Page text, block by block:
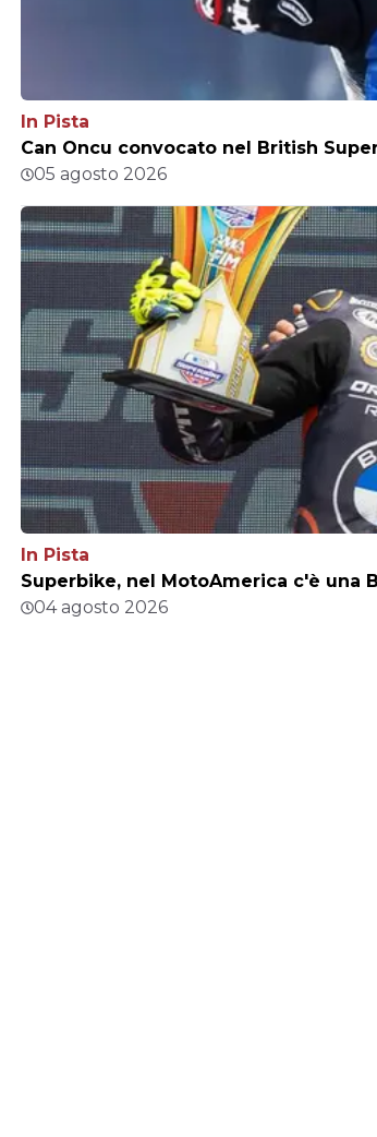
In Pista
Can Oncu convocato nel British
05 agosto 2026
In Pista
Superbike, nel MotoAmerica c'è una
04 agosto 2026